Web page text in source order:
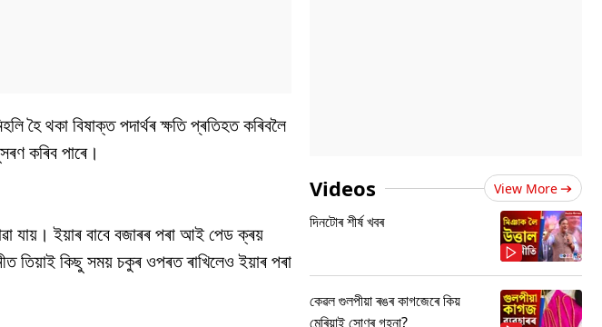
হৈ থকা বিষাক্ত পদাৰ্থৰ ক্ষতি প্ৰতিহত কৰিবলৈ
কৰিব পাৰে।
যায়। ইয়াৰ বাবে বজাৰৰ পৰা আই পেড ক্ৰয়
তিয়াই কিছু সময় চকুৰ ওপৰত ৰাখিলেও ইয়াৰ পৰা
Videos View More
দিনটোৰ শীৰ্ষ খবৰ
কেৱল গুলপীয়া ৰঙৰ কাগজেৰে কিয়
মেৰিয়াই সোণৰ গহনা?